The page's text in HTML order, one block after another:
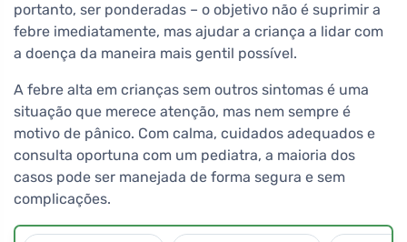
portanto, ser ponderadas – o objetivo não é suprimir a
febre imediatamente, mas ajudar a criança a lidar com
a doença da maneira mais gentil possível.
A febre alta em crianças sem outros sintomas é uma
situação que merece atenção, mas nem sempre é
motivo de pânico. Com calma, cuidados adequados e
consulta oportuna com um pediatra, a maioria dos
casos pode ser manejada de forma segura e sem
complicações.